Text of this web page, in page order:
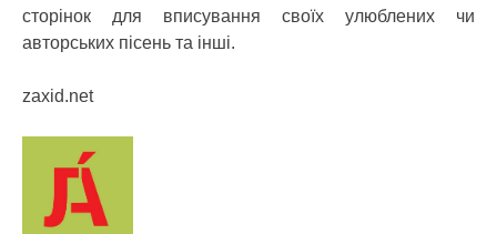
сторінок для вписування своїх улюблених чи
авторських пісень та інші.
zaxid.net